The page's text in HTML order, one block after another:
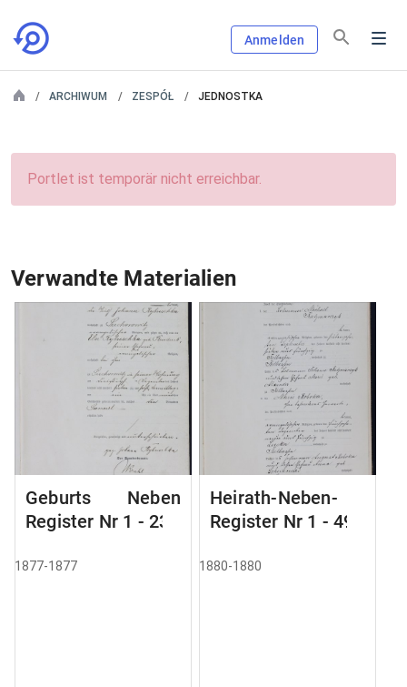
Anmelden
ARCHIWUM ZESPÓŁ JEDNOSTKA
Portlet ist temporär nicht erreichbar.
Verwandte Materialien
Geburts Neben
Register Nr 1 - 236
1877-1877
Heirath-Neben-
Register Nr 1 - 49
1880-1880